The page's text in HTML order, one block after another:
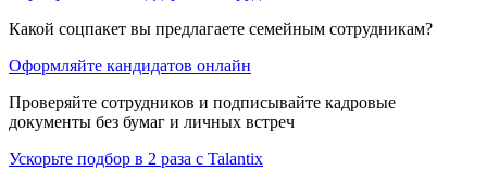
Какой соцпакет вы предлагаете семейным сотрудникам?
Оформляйте кандидатов онлайн
Проверяйте сотрудников и подписывайте кадровые
документы без бумаг и личных встреч
Ускорьте подбор в 2 раза с Talantix